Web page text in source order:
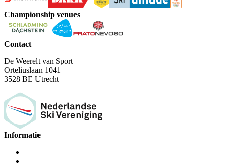
Championship venues
Contact
De Weerelt van Sport
Orteliuslaan 1041
3528 BE Utrecht
Informatie